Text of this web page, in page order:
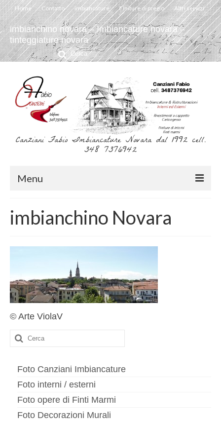
Home Contatto imbiancature Finiture di pregio Altri servizi
imbianchino novara – Imbiancature novara –
tinteggiature novara
Cerca:
Canziani Fabio Imbiancature Novara dal 1992 cell.
348 7376942
Menu
Contatto
imbiancature
Esterni
Esecuzione meridiana
Decorazioni murali
Finti marmi
Stucchi
imbianchino Novara
© Arte ViolaV
Cerca:
Foto Canziani Imbiancature
Foto interni / esterni
Foto opere di Finti Marmi
Foto Decorazioni Murali